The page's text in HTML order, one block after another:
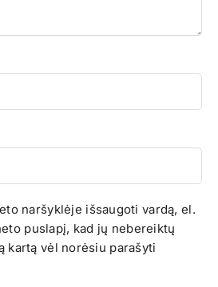
naršyklėje išsaugoti vardą, el.
puslapį, kad jų nebereiktų
kartą vėl norėsiu parašyti